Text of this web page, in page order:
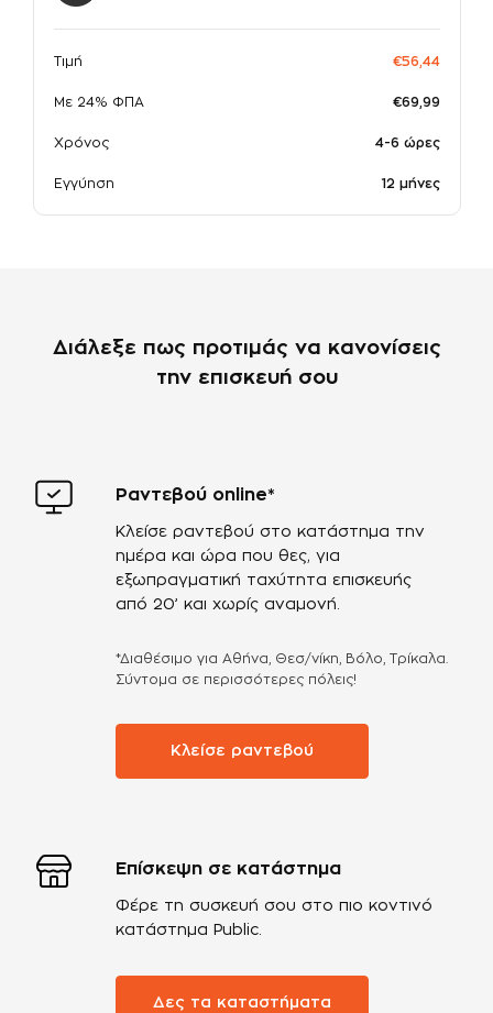
Τιμή €56,44
Με 24% ΦΠΑ €69,99
Χρόνος 4-6 ώρες
Εγγύηση 12 μήνες
Διάλεξε πως προτιμάς να κανονίσεις
την επισκευή σου
Ραντεβού online*
Κλείσε ραντεβού στο κατάστημα την
ημέρα και ώρα που θες, για
εξωπραγματική ταχύτητα επισκευής
από 20’ και χωρίς αναμονή.
*Διαθέσιμο για Αθήνα, Θεσ/νίκη, Βόλο, Τρίκαλα.
Σύντομα σε περισσότερες πόλεις!
Κλείσε ραντεβού
Επίσκεψη σε κατάστημα
Φέρε τη συσκευή σου στο πιο κοντινό
κατάστημα Public.
Δες τα καταστήματα